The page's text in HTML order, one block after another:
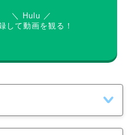
＼ Hulu ／
して動画を観る！